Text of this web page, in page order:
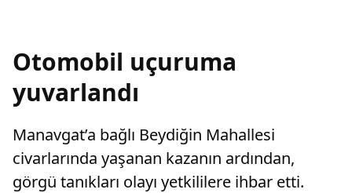
Otomobil uçuruma
yuvarlandı
Manavgat’a bağlı Beydiğin Mahallesi
civarlarında yaşanan kazanın ardından,
görgü tanıkları olayı yetkililere ihbar etti.